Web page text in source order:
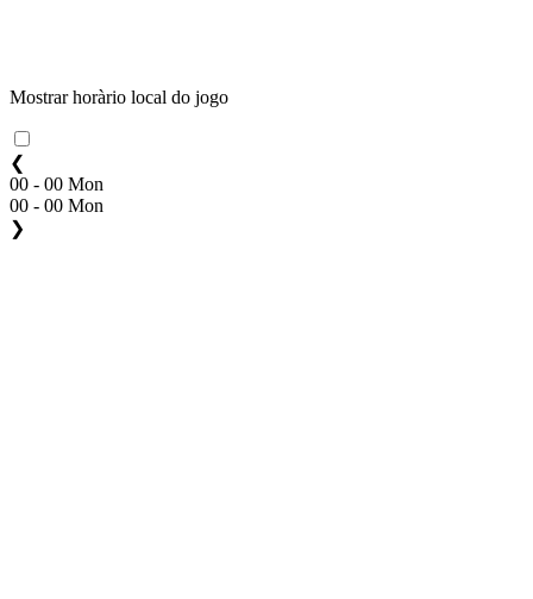
Mostrar horàrio local do jogo
❮
00 - 00 Mon
00 - 00 Mon
❯